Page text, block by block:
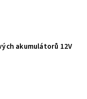
akumulátorů 12V